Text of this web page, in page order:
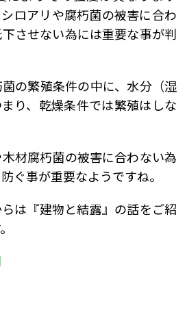
ロアリや腐朽菌の被害に合わ
させない為には重要な事が判
の繁殖条件の中に、水分（湿
り、乾燥条件では繁殖はしな
材腐朽菌の被害に合わない為
ぐ事が重要なようですね。
は『建物と結露』の話をご紹